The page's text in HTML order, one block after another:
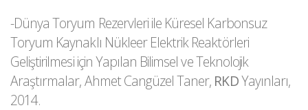
-Dünya Toryum Rezervleri ile Küresel Karbonsuz
Toryum Kaynaklı Nükleer Elektrik Reaktörleri
Geliştirilmesi için Yapılan Bilimsel ve Teknolojik
Araştırmalar, Ahmet Cangüzel Taner, RKDYayınları,
2014.